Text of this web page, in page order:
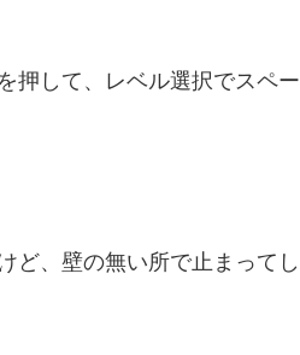
押して、レベル選択でスペー
ど、壁の無い所で止まってし